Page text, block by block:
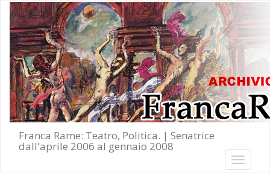
Salta al contenuto principale
Franca Rame: Teatro, Politica. | Senatrice
dall'aprile 2006 al gennaio 2008
Toggle